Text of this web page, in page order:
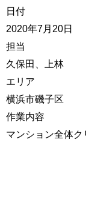
日付
2020年7月20日
担当
久保田、上林
エリア
横浜市磯子区
作業内容
マンション全体ク